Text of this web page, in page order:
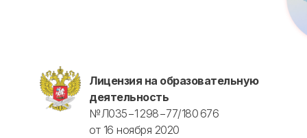
Лицензия на образовательную
деятельность
№Л035−1 298−77/180 676
от 16 ноября 2020
Новые курсы
Детская нутрициология
Молекулярная нутрициология
рекомендациям на портале НМО